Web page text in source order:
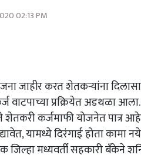
02:13 PM
जाहीर करत शेतकऱ्यांना दिलासा
वाटपाच्या प्रक्रियेत अडथळा
कर्जमाफी योजनेत पात्र
यामध्ये दिरंगाई होता कामा
मध्यवर्ती सहकारी बँकेने